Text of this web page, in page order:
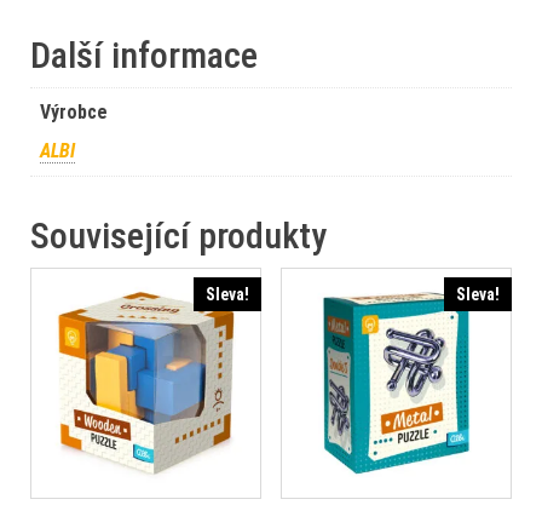
Další informace
Výrobce
ALBI
Související produkty
Sleva! Sleva!